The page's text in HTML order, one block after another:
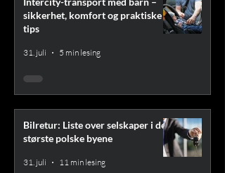
sikkerhet, komfort og praktiske
tips
31. juli 5 min lesing
Bilretur: Liste over selskaper i de
største polske byene
31. juli 11 min lesing